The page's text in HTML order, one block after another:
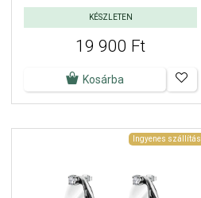
KÉSZLETEN
19 900 Ft
Kosárba
Ingyenes szállítás